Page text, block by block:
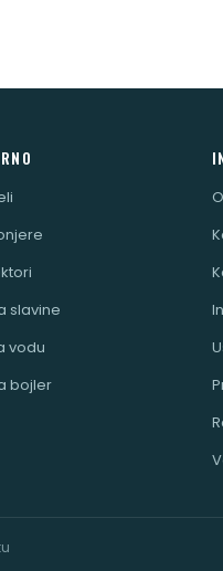
slavine
vodu
bojler